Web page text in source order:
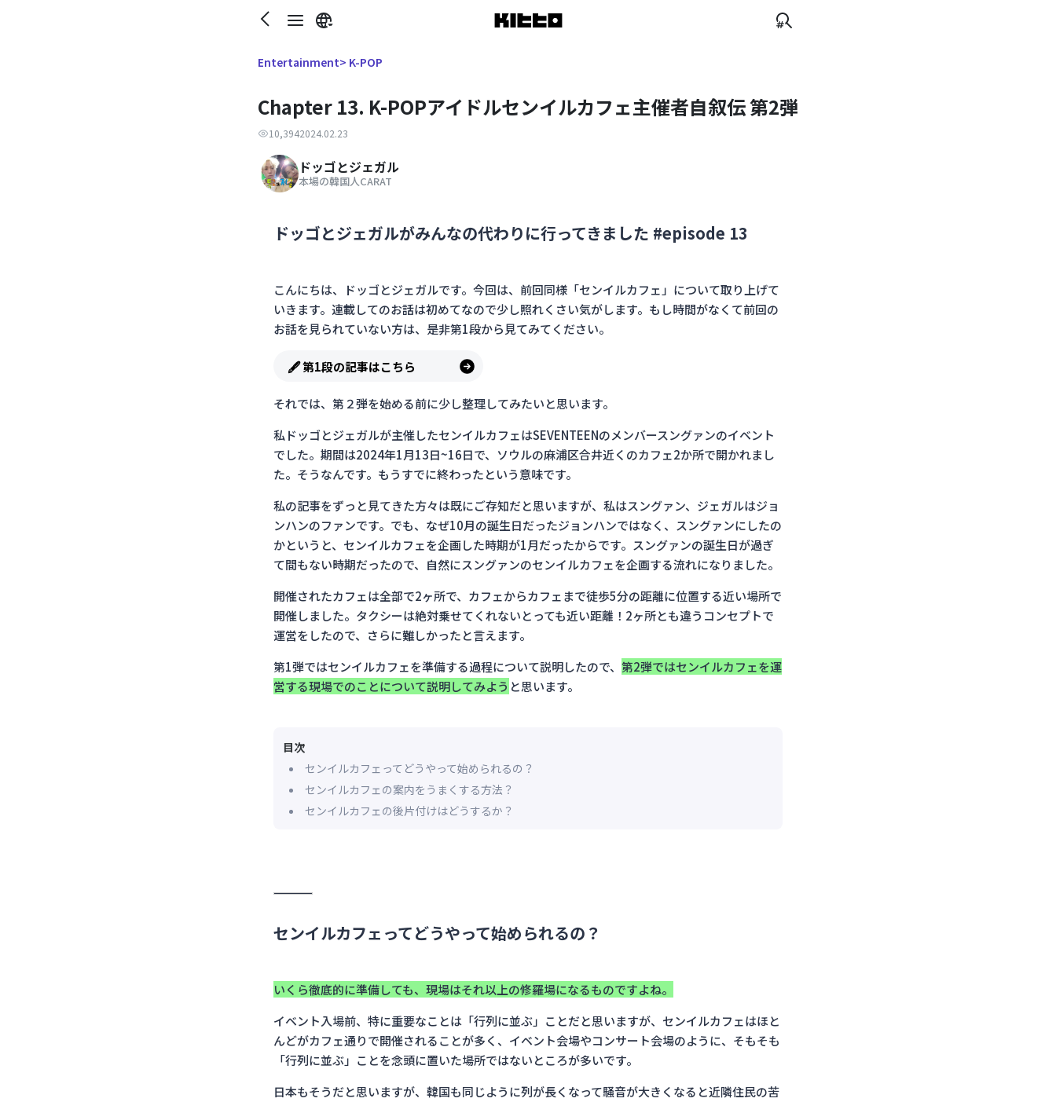
Entertainment> K-POP
Chapter 13. K-POPアイドルセンイルカフェ主催者自叙伝 第2弾
10,3942024.02.23
ドッゴとジェガル
本場の韓国人CARAT
ドッゴとジェガルがみんなの代わりに行ってきました #episode 13
こんにちは、ドッゴとジェガルです。今回は、前回同様「センイルカフェ」について取り上げて
いきます。連載してのお話は初めてなので少し照れくさい気がします。もし時間がなくて前回の
お話を見られていない方は、是非第1段から見てみてください。
🖋 第1段の記事はこちら
それでは、第２弾を始める前に少し整理してみたいと思います。
私ドッゴとジェガルが主催したセンイルカフェはSEVENTEENのメンバースングァンのイベント
でした。 期間は2024年1月13日~16日で、ソウルの麻浦区合井近くのカフェ2か所で開かれまし
た。 そうなんです。もうすでに終わったという意味です。
私の記事をずっと見てきた方々は既にご存知だと思いますが、私はスングァン、ジェガルはジョ
ンハンのファンです。でも、なぜ10月の誕生日だったジョンハンではなく、スングァンにしたの
かというと、センイルカフェを企画した時期が1月だったからです。スングァンの誕生日が過ぎ
て間もない時期だったので、自然にスングァンのセンイルカフェを企画する流れになりました。
開催されたカフェは全部で2ヶ所で、カフェからカフェまで徒歩5分の距離に位置する近い場所で
開催しました。タクシーは絶対乗せてくれないとっても近い距離！2ヶ所とも違うコンセプトで
運営をしたので、さらに難しかったと言えます。
第1弾ではセンイルカフェを準備する過程について説明したので、 第2弾ではセンイルカフェを運
営する現場でのことについて説明してみよう と思います。
目次
センイルカフェってどうやって始められるの？
センイルカフェの案内をうまくする方法？
センイルカフェの後片付けはどうするか？
センイルカフェってどうやって始められるの？
いくら徹底的に準備しても、現場はそれ以上の修羅場になるものですよね。
イベント入場前、特に重要なことは「行列に並ぶ」ことだと思いますが、センイルカフェはほと
んどがカフェ通りで開催されることが多く、イベント会場やコンサート会場のように、そもそも
「行列に並ぶ」ことを念頭に置いた場所ではないところが多いです。
日本もそうだと思いますが、韓国も同じように列が長くなって騒音が大きくなると近隣住民の苦